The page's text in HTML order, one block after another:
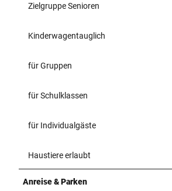
Zielgruppe Senioren
Kinderwagentauglich
für Gruppen
für Schulklassen
für Individualgäste
Haustiere erlaubt
Anreise & Parken